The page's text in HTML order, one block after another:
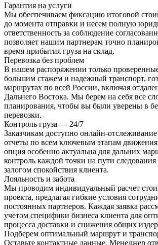
Гарантия на услуги
Мы обеспечиваем фиксацию итоговой
до момента отправки и несем полную
ответственность за соблюдение
позволяет нашим партнерам точно
время прибытия груза на склад.
Перевозка без проблем
В нашем распоряжении только
большим стажем и надежный транспорт,
маршрутах по всей России, включая
Дальнего Востока. Мы берем на себя все
планирования, чтобы вы были уверены в
перевозки.
Контроль груза — 24/7
Заказчикам доступно онлайн-
отчеты по всем ключевым этапам
опция особенно актуальна для дальних
контроль каждой точки на пути следования
залогом спокойствия клиента.
Лояльность и забота
Мы проводим индивидуальный расчет
проекта, предлагая гибкие условия
постоянных партнеров. Каждая заявка
учетом специфики бизнеса клиента для
процесса доставки и снижения общих
Подберем оптимальный маршрут и
Оставьте контактные данные. Менеджер